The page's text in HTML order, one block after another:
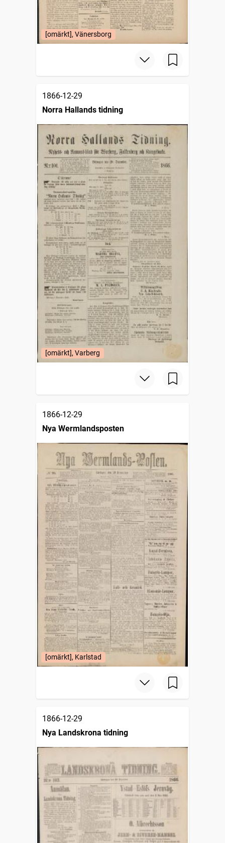
[omärkt], Vänersborg
1866-12-29
Norra Hallands tidning
[omärkt], Varberg
1866-12-29
Nya Wermlandsposten
[omärkt], Karlstad
1866-12-29
Nya Landskrona tidning